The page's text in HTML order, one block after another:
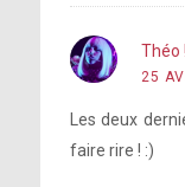
Théo !
25
Les deux
faire rire ! :)